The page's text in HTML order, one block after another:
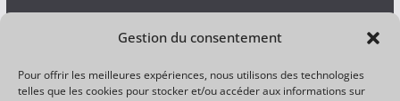
Gestion du consentement
Pour offrir les meilleures expériences, nous utilisons des technologies
telles que les cookies pour stocker et/ou accéder aux informations sur